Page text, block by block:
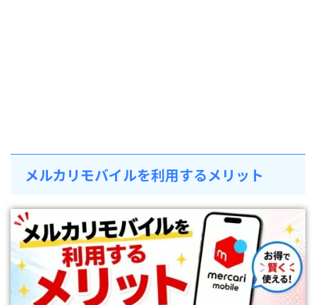
メルカリモバイルを利用するメリット